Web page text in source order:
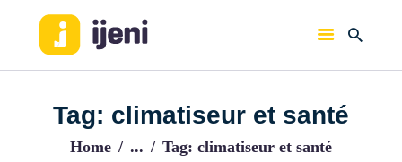
Tag: climatiseur et santé
Home ... Tag: climatiseur et santé
ACCUEIL